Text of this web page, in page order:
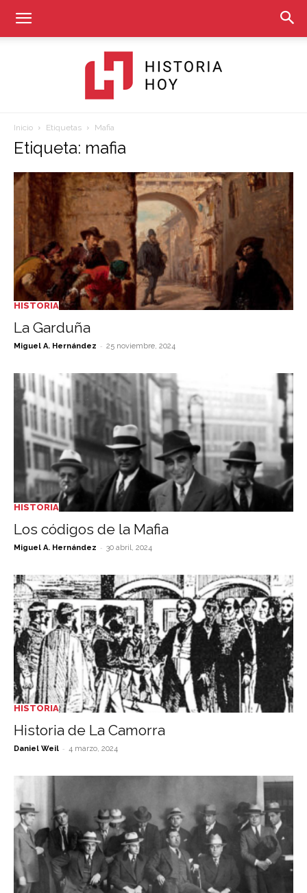
Hoy
Inicio Etiquetas Mafia
Etiqueta: mafia
HISTORIA
La Garduña
Miguel A. Hernández - 25 noviembre, 2024
HISTORIA
Los códigos de la Mafia
Miguel A. Hernández - 30 abril, 2024
HISTORIA
Historia de La Camorra
Daniel Weil - 4 marzo, 2024